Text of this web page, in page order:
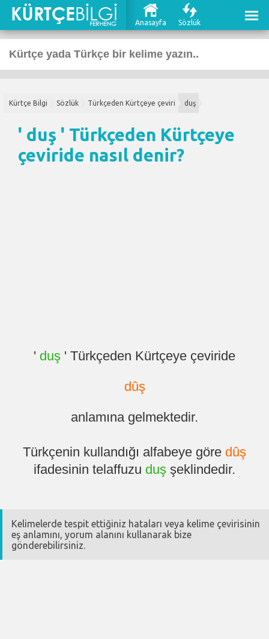
Anasayfa Sözlük
Kürtçe Bilgi Sözlük Türkçeden Kürtçeye çeviri duş
' duş ' Türkçeden Kürtçeye
çeviride nasıl denir?
' duş ' Türkçeden Kürtçeye çeviride
dûş
anlamına gelmektedir.
Türkçenin kullandığı alfabeye göre dûş
ifadesinin telaffuzu duş şeklindedir.
Kelimelerde tespit ettiğiniz hataları veya kelime çevirisinin
eş anlamını, yorum alanını kullanarak bize
gönderebilirsiniz.